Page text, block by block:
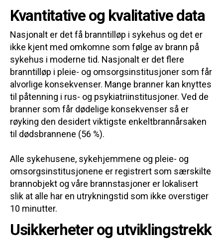
Kvantitative og kvalitative data
Nasjonalt er det få branntilløp i sykehus og det er
ikke kjent med omkomne som følge av brann på
sykehus i moderne tid. Nasjonalt er det flere
branntilløp i pleie- og omsorgsinstitusjoner som får
alvorlige konsekvenser. Mange branner kan knyttes
til påtenning i rus- og psykiatriinstitusjoner. Ved de
branner som får dødelige konsekvenser så er
røyking den desidert viktigste enkeltbrannårsaken
til dødsbrannene (56 %).
Alle sykehusene, sykehjemmene og pleie- og
omsorgsinstitusjonene er registrert som særskilte
brannobjekt og våre brannstasjoner er lokalisert
slik at alle har en utrykningstid som ikke overstiger
10 minutter.
Usikkerheter og utviklingstrekk